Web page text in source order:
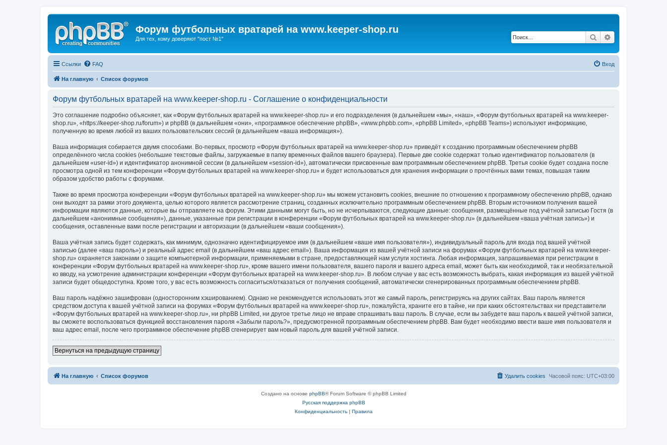
Форум футбольных вратарей на www.keeper-shop.ru
Для тех, кому доверяют "пост №1" Поиск
Ссылки FAQ Вход
На главную Список форумов
Форум футбольных вратарей на www.keeper-shop.ru - Соглашение о конфиденциальности
Это соглашение подробно объясняет, как «Форум футбольных вратарей на www.keeper-shop.ru» и его подразделения (в дальнейшем «мы», «наш», «Форум футбольных вратарей на www.keeper-
shop.ru», «https://keeper-shop.ru/forum») и phpBB (в дальнейшем «они», «программное обеспечение phpBB», «www.phpbb.com», «phpBB Limited», «phpBB Teams») используют информацию,
полученную во время любой из ваших пользовательских сессий (в дальнейшем «ваша информация»).
Ваша информация собирается двумя способами. Во-первых, просмотр «Форум футбольных вратарей на www.keeper-shop.ru» приведёт к созданию программным обеспечением phpBB
определённого числа cookies (небольшие текстовые файлы, загружаемые в папку временных файлов вашего браузера). Первые две cookie содержат только идентификатор пользователя (в
дальнейшем «user-id») и идентификатор анонимной сессии (в дальнейшем «session-id»), автоматически присвоенные вам программным обеспечением phpBB. Третья cookie будет создана после
просмотра одной из тем конференции «Форум футбольных вратарей на www.keeper-shop.ru» и будет использоваться для хранения информации о прочтённых вами темах, повышая таким
образом удобство работы с форумами.
Также во время просмотра конференции «Форум футбольных вратарей на www.keeper-shop.ru» мы можем установить cookies, внешние по отношению к программному обеспечению phpBB, однако
они выходят за рамки этого документа, целью которого является рассмотрение страниц, созданных исключительно программным обеспечением phpBB. Вторым источником получения вашей
информации являются данные, которые вы отправляете на форум. Этими данными могут быть, но не исчерпываются, следующие данные: сообщения, размещённые под учётной записью Гостя (в
дальнейшем «анонимные сообщения»), данные, указанные при регистрации в конференции «Форум футбольных вратарей на www.keeper-shop.ru» (в дальнейшем «ваша учётная запись») и
сообщения, оставленные вами после регистрации и авторизации (в дальнейшем «ваши сообщения»).
Ваша учётная запись будет содержать, как минимум, однозначно идентифицируемое имя (в дальнейшем «ваше имя пользователя»), индивидуальный пароль для входа под вашей учётной
записью (далее «ваш пароль») и реальный адрес email (в дальнейшем «ваш адрес email»). Ваша информация из вашей учётной записи на форумах «Форум футбольных вратарей на www.keeper-
shop.ru» охраняется законами о защите компьютерной информации, применяемыми в стране, предоставляющей нам услуги хостинга. Любая информация, запрашиваемая при регистрации в
конференции «Форум футбольных вратарей на www.keeper-shop.ru», кроме вашего имени пользователя, вашего пароля и вашего адреса email, может быть как необходимой, так и необязательной
ко вводу, на усмотрение администрации конференции «Форум футбольных вратарей на www.keeper-shop.ru». В любом случае у вас есть возможность выбрать, какая информация из вашей учётной
записи будет общедоступна. Кроме того, у вас есть возможность согласиться/отказаться от получения сообщений, автоматически сгенерированных программным обеспечением phpBB.
Ваш пароль надёжно зашифрован (односторонним хэшированием). Однако не рекомендуется использовать этот же самый пароль, регистрируясь на других сайтах. Ваш пароль является
средством доступа к вашей учётной записи на форумах «Форум футбольных вратарей на www.keeper-shop.ru», пожалуйста, храните его в тайне, ни при каких обстоятельствах ни представители
«Форум футбольных вратарей на www.keeper-shop.ru», ни phpBB Limited, ни другое третье лицо не вправе спрашивать ваш пароль. В случае, если вы забудете ваш пароль к вашей учётной записи,
вы сможете воспользоваться функцией восстановления пароля «Забыли пароль?», предусмотренной программным обеспечением phpBB. Вам будет необходимо ввести ваше имя пользователя и
ваш адрес email, после чего программное обеспечение phpBB сгенерирует вам новый пароль для вашей учётной записи.
Вернуться на предыдущую страницу
На главную Список форумов Часовой пояс: UTC+03:00
Удалить cookies
Создано на основе phpBB® Forum Software © phpBB Limited
Русская поддержка phpBB
Конфиденциальность| Правила